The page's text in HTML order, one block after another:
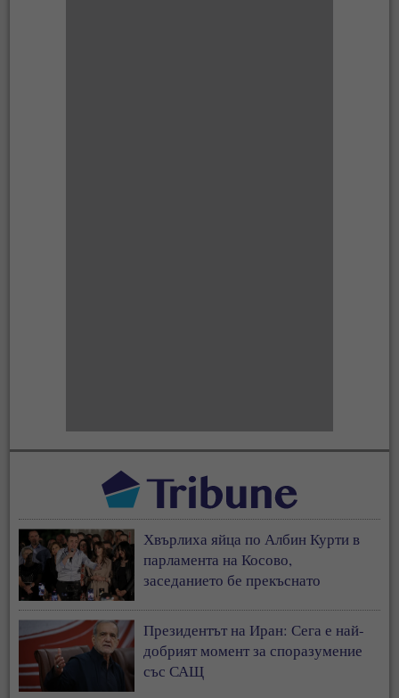
Хвърлиха яйца по Албин Курти в
парламента на Косово,
заседанието бе прекъснато
Президентът на Иран: Сега е най-
добрият момент за споразумение
със САЩ